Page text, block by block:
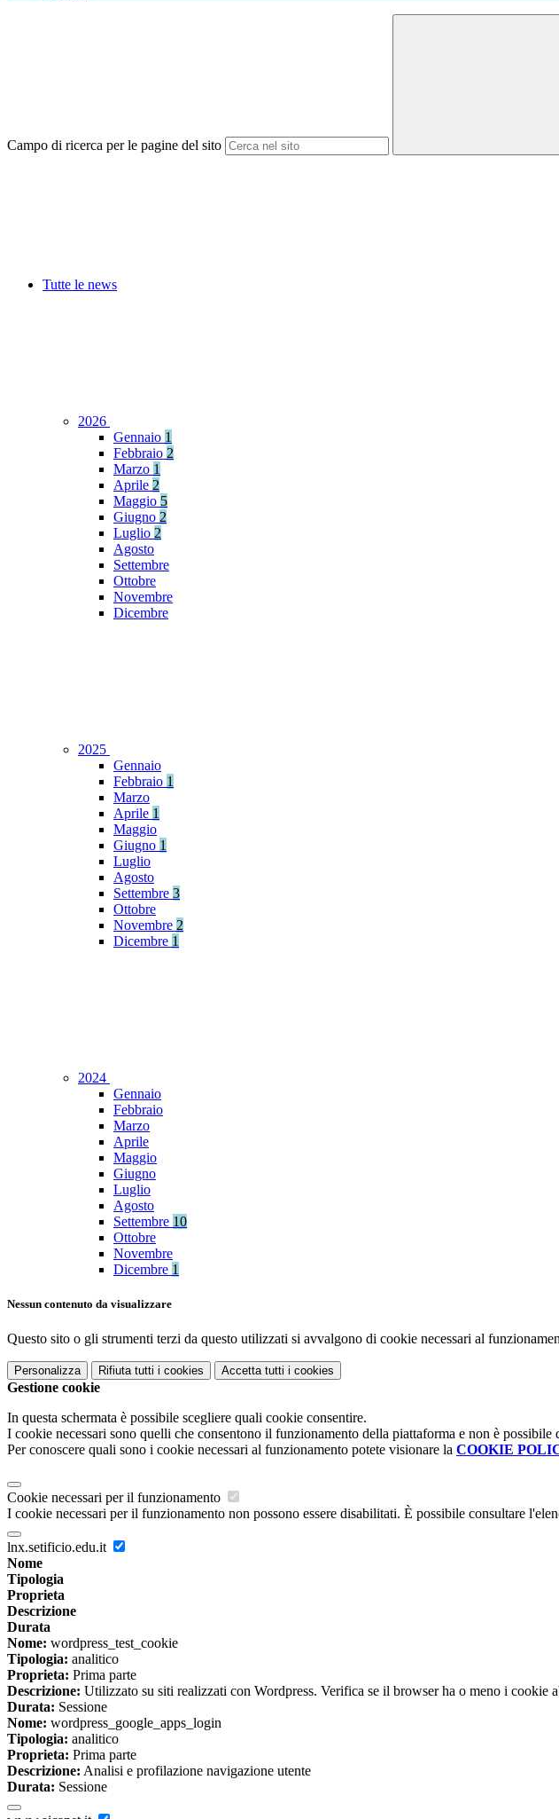
Campo di ricerca per le pagine del sito
Tutte le news
2026
Gennaio 1
Febbraio 2
Marzo 1
Aprile 2
Maggio 5
Giugno 2
Luglio 2
Agosto
Settembre
Ottobre
Novembre
Dicembre
2025
Gennaio
Febbraio 1
Marzo
Aprile 1
Maggio
Giugno 1
Luglio
Agosto
Settembre 3
Ottobre
Novembre 2
Dicembre 1
2024
Gennaio
Febbraio
Marzo
Aprile
Maggio
Giugno
Luglio
Agosto
Settembre 10
Ottobre
Novembre
Dicembre 1
Nessun contenuto da visualizzare
Questo sito o gli strumenti terzi da questo utilizzati si avvalgono di cookie necessari al
Personalizza Rifiuta tutti i cookies Accetta tutti i cookies
Gestione cookie
In questa schermata è possibile scegliere quali cookie consentire.
I cookie necessari sono quelli che consentono il funzionamento della piattaforma e non è possibile
Per conoscere quali sono i cookie necessari al funzionamento potete visionare la COOKIE
Cookie necessari per il funzionamento
I cookie necessari per il funzionamento non possono essere disabilitati. È possibile consultare
lnx.setificio.edu.it
Nome
Tipologia
Proprieta
Descrizione
Durata
Nome: wordpress_test_cookie
Tipologia: analitico
Proprieta: Prima parte
Descrizione: Utilizzato su siti realizzati con Wordpress. Verifica se il browser ha o meno i cookie
Durata: Sessione
Nome: wordpress_google_apps_login
Tipologia: analitico
Proprieta: Prima parte
Descrizione: Analisi e profilazione navigazione utente
Durata: Sessione